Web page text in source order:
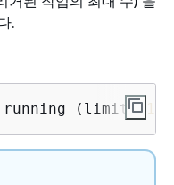
.
(limit = 10